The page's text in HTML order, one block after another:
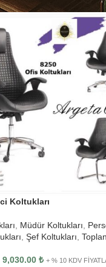
MODERN OFIS MASALARI
Makam Masası
Ofis Personel Masası
Koltukları
Müdür Koltukları
Şef Koltukları
9,030.00 ₺ + % 10 KDV